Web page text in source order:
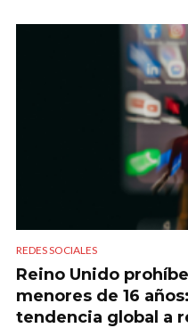
REDES SOCIALES
Reino Unido
menores de 16
tendencia global a